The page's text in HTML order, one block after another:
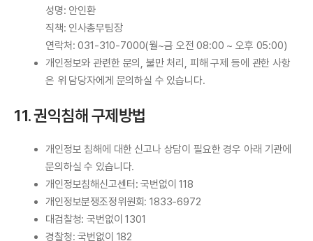
성명: 안인환
직책: 인사총무팀장
연락처: 031-310-7000(월~금 오전 08:00 ~ 오후 05:00)
개인정보와 관련한 문의, 불만 처리, 피해 구제 등에 관한 사항
은 위 담당자에게 문의하실 수 있습니다.
11. 권익침해 구제방법
개인정보 침해에 대한 신고나 상담이 필요한 경우 아래 기관에
문의하실 수 있습니다.
개인정보침해신고센터: 국번없이 118
개인정보분쟁조정위원회: 1833-6972
대검찰청: 국번없이 1301
경찰청: 국번없이 182